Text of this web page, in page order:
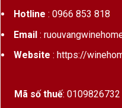
Hotline : 0966 853 818
Email:
Website : https://
Mã số thuế: 0109826732